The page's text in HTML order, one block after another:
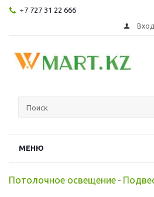
+7 727 31 22 666
Вход
МЕНЮ
Потолочное освещение -